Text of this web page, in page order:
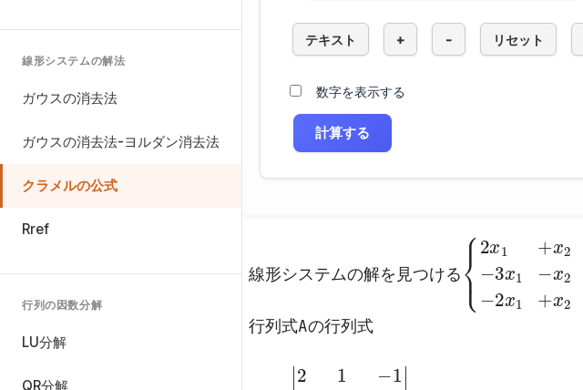
線形システムの解法
ガウスの消去法
ガウスの消去法-ヨルダン消去法
クラメルの公式
Rref
行列の因数分解
LU分解
QR分解
テキスト + - リセット
数字を表示する
計算する
線形システムの解を見つける
{2x1 +x2
x2+2 x3=
-2x1+ x2+
行列式Aの行列式